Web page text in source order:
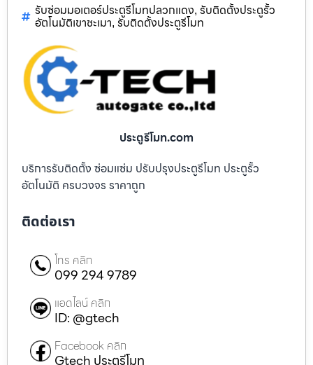
รับซ่อมมอเตอร์ประตูรีโมทปลวกแดง, รับติดตั้งประตูรั้ว
อัตโนมัติเขาชะเมา, รับติดตั้งประตูรีโมท
ประตูรีโมท.com
บริการรับติดตั้ง ซ่อมแซ่ม ปรับปรุงประตูรีโมท ประตูรั้ว
อัตโนมัติ ครบวงจร ราคาถูก
ติดต่อเรา
โทร คลิก
099 294 9789
แอดไลน์ คลิก
ID: @gtech
Facebook คลิก
Gtech ประตูรีโมท